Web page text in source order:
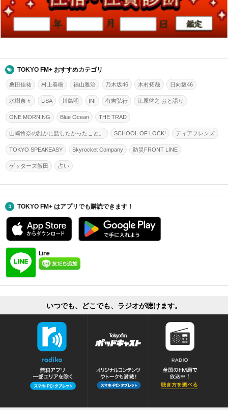
TOKYO FM+ おすすめカテゴリ
桑田佳祐 村上春樹 福山雅治 乃木坂46 木村拓哉 日向坂46
水樹奈々 LiSA 川島明 INI 有吉弘行 江原啓之 おと語り
ONE MORNING Blue Ocean THE TRAD
山崎怜奈の誰かに話したかったこと。 SCHOOL OF LOCK! ディアフレンズ
TOKYO SPEAKEASY Skyrocket Company 防災FRONT LINE
ゲッターズ飯田 占い
TOKYO FM+ はアプリでも購読できます！
Line
いつでも、どこでも、ラジオが聴けます。